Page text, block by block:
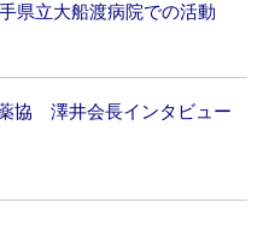
県立大船渡病院での活動
協 澤井会長インタビュー